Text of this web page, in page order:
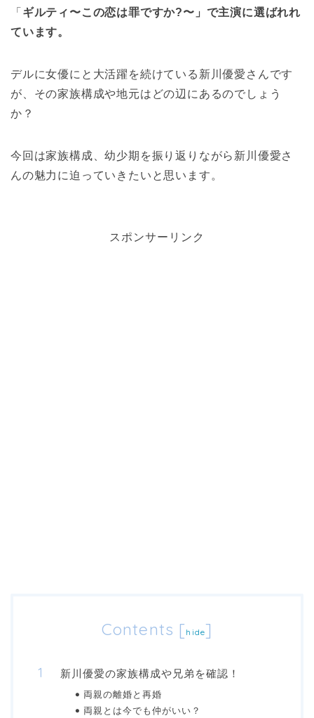
「 ギルティ〜この恋は罪ですか?〜」 で主演に選ばれれ
ています。
デルに女優にと大活躍を続けている新川優愛さんです
が、その家族構成や地元はどの辺にあるのでしょう
か？
今回は家族構成、幼少期を振り返りながら新川優愛さ
んの魅力に迫っていきたいと思います。
スポンサーリンク
Contents [ hide]
新川優愛の家族構成や兄弟を確認！
両親の離婚と再婚
両親とは今でも仲がいい？